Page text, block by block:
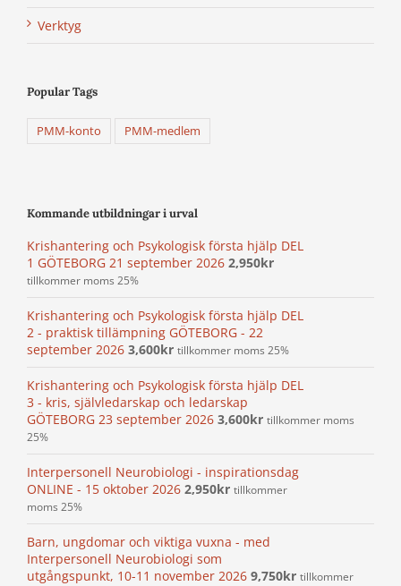
Verktyg
Popular Tags
PMM-konto PMM-medlem
Kommande utbildningar i urval
Krishantering och Psykologisk första hjälp DEL
1 GÖTEBORG 21 september 2026 2,950kr
tillkommer moms 25%
Krishantering och Psykologisk första hjälp DEL
2 - praktisk tillämpning GÖTEBORG - 22
september 2026 3,600kr tillkommer moms 25%
Krishantering och Psykologisk första hjälp DEL
3 - kris, självledarskap och ledarskap
GÖTEBORG 23 september 2026 3,600kr tillkommer moms
25%
Interpersonell Neurobiologi - inspirationsdag
ONLINE - 15 oktober 2026 2,950kr tillkommer
moms 25%
Barn, ungdomar och viktiga vuxna - med
Interpersonell Neurobiologi som
utgångspunkt, 10-11 november 2026 9,750kr tillkommer